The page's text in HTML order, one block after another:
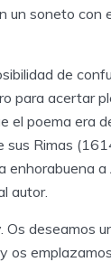
un soneto con
de
para acertar
el poema era
sus Rimas
enhorabuena a
autor.
Os deseamos
os